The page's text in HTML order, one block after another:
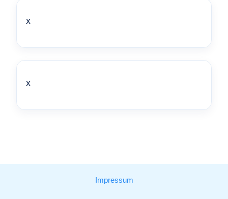
x
x
Impressum